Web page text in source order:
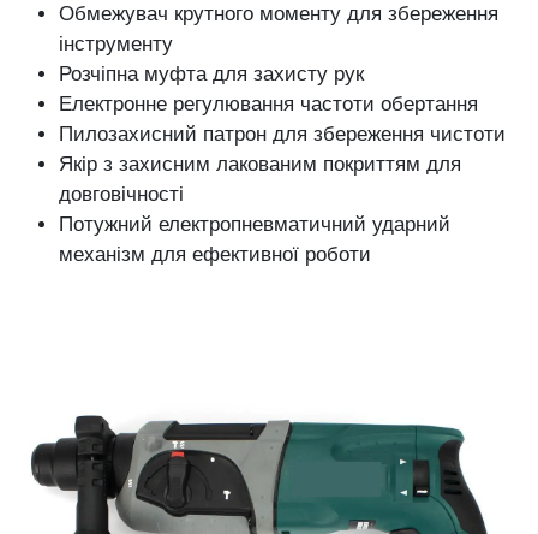
Обмежувач крутного моменту для збереження
інструменту
Розчіпна муфта для захисту рук
Електронне регулювання частоти обертання
Пилозахисний патрон для збереження чистоти
Якір з захисним лакованим покриттям для
довговічності
Потужний електропневматичний ударний
механізм для ефективної роботи